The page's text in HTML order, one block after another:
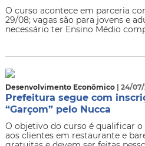
O curso acontece em parceria
29/08; vagas são para jovens e
necessário ter Ensino Médio
Desenvolvimento Econômico | 24/
Prefeitura segue com
“Garçom” pelo Nucca
O objetivo do curso é qualificar
aos clientes em restaurante e